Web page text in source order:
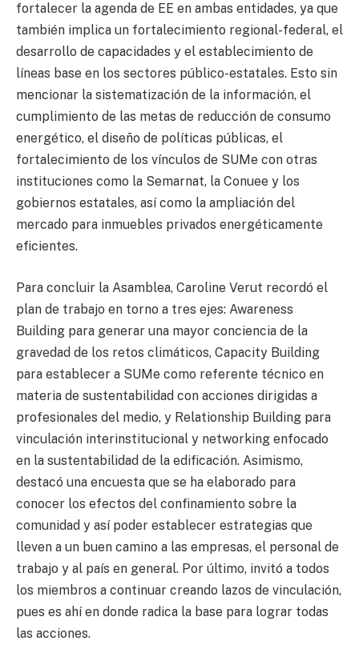
fortalecer la agenda de EE en ambas entidades, ya que
también implica un fortalecimiento regional-federal, el
desarrollo de capacidades y el establecimiento de
líneas base en los sectores público-estatales. Esto sin
mencionar la sistematización de la información, el
cumplimiento de las metas de reducción de consumo
energético, el diseño de políticas públicas, el
fortalecimiento de los vínculos de SUMe con otras
instituciones como la Semarnat, la Conuee y los
gobiernos estatales, así como la ampliación del
mercado para inmuebles privados energéticamente
eficientes.
Para concluir la Asamblea, Caroline Verut recordó el
plan de trabajo en torno a tres ejes: Awareness
Building para generar una mayor conciencia de la
gravedad de los retos climáticos, Capacity Building
para establecer a SUMe como referente técnico en
materia de sustentabilidad con acciones dirigidas a
profesionales del medio, y Relationship Building para
vinculación interinstitucional y networking enfocado
en la sustentabilidad de la edificación. Asimismo,
destacó una encuesta que se ha elaborado para
conocer los efectos del confinamiento sobre la
comunidad y así poder establecer estrategias que
lleven a un buen camino a las empresas, el personal de
trabajo y al país en general. Por último, invitó a todos
los miembros a continuar creando lazos de vinculación,
pues es ahí en donde radica la base para lograr todas
las acciones.